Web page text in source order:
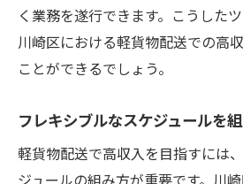
く業務を遂行できます。こうした
川崎区における軽貨物配送での高
ことができるでしょう。
フレキシブルなスケジュールを
軽貨物配送で高収入を目指すには
ジュールの組み方が重要です。川